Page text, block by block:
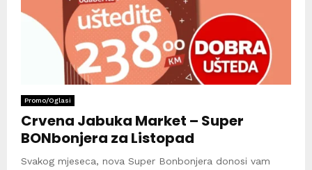
Promo/Oglasi
Crvena Jabuka Market – Super
BONbonjera za Listopad
Svakog mjeseca, nova Super Bonbonjera donosi vam